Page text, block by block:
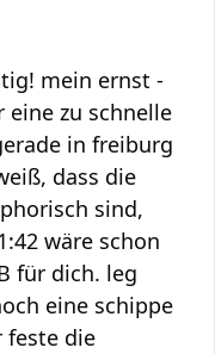
mein ernst -
zu schnelle
in freiburg
dass die
sind,
wäre schon
für dich. leg
eine schippe
feste die